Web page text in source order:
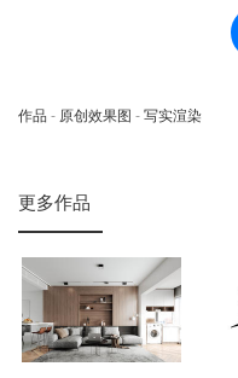
作品 - 原创效果图 - 写实渲染
更多作品